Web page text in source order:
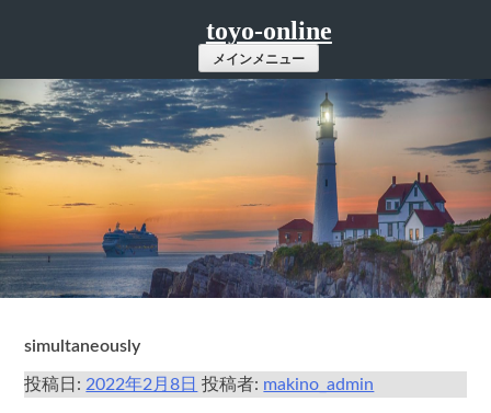
ツ
へ
ス
キ
ッ
プ
toyo-online
メインメニュー
simultaneously
投稿日: 2022年2月8日 投稿者: makino_admin